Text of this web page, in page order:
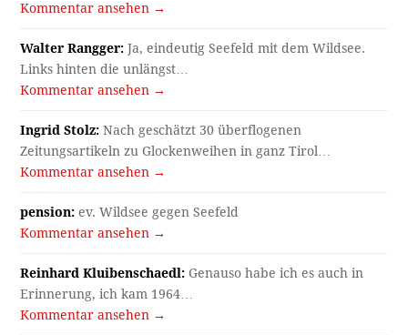
Kommentar ansehen →
Walter Rangger: Ja, eindeutig Seefeld mit dem Wildsee.
Links hinten die unlängst…
Kommentar ansehen →
Ingrid Stolz: Nach geschätzt 30 überflogenen
Zeitungsartikeln zu Glockenweihen in ganz Tirol…
Kommentar ansehen →
pension: ev. Wildsee gegen Seefeld
Kommentar ansehen →
Reinhard Kluibenschaedl: Genauso habe ich es auch in
Erinnerung, ich kam 1964…
Kommentar ansehen →